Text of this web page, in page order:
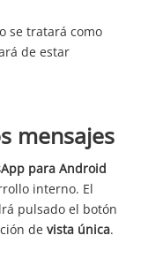
se tratará como
de estar
mensajes
para Android
interno. El
pulsado el botón
de vista única.